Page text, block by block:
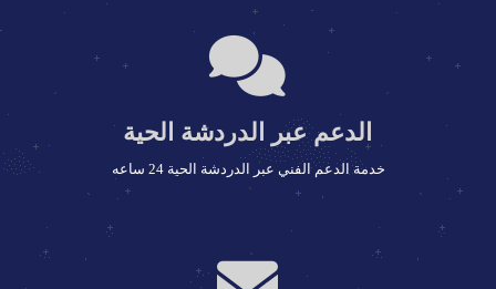
الدعم عبر الدردشة الحية
خدمة الدعم الفني عبر الدردشة الحية 24 ساعه